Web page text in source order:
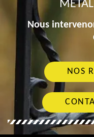
Nous
NOS